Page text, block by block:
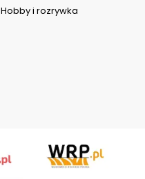
Hobby i rozrywka